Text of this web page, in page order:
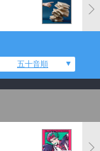
五十音順